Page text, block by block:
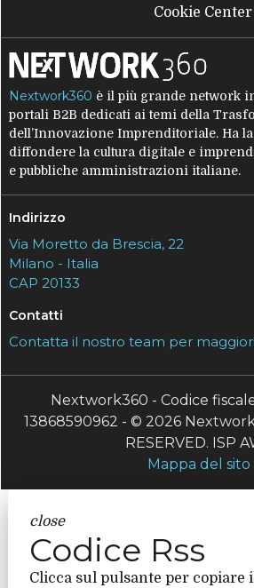
Cookie Center
Nextwork360 è il più grande network
portali B2B dedicati ai temi della
dell’Innovazione Imprenditoriale. Ha
diffondere la cultura digitale e
e pubbliche amministrazioni italiane.
Indirizzo
Via Moretto da Brescia, 22
Milano - Italia
CAP 20133
Contatti
Contatta il nostro team per
Nextwork360 - Codice
13868590962 - © 2026
RESERVED. ISP
Mappa del sito
close
Codice Rss
Clicca sul pulsante per copiare